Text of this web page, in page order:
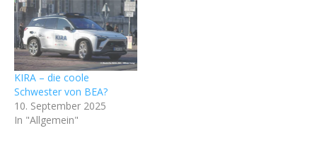
KIRA – die coole
Schwester von BEA?
10. September 2025
In "Allgemein"